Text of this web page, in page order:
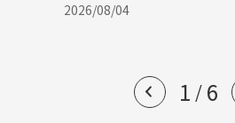
2026/08/04
1 / 6